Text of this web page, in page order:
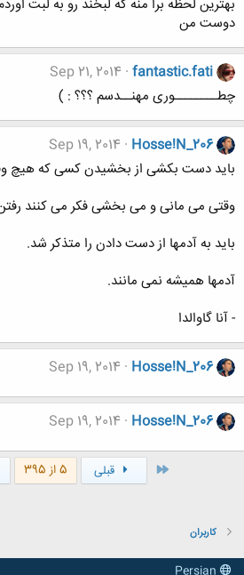
بهترین لحظه برا منه که لبخند رو به لبت
دوست من
fantastic.fati
Sep 21, 2014
چطــــــــوری مهنــدسم ؟؟؟ : )
Hosse!N_206
Sep 19, 2014
باید دست بکشی از بخشیدن کسی که هیچ
وقتی می مانی و می بخشی فکر می کنند
باید به آدمها از دست دادن را متذکر شد.
آدمها همیشه نمی مانند.
- آنا گاوالدا
Hosse!N_206
Sep 19, 2014
Hosse!N_206
Sep 19, 2014
اول قبلی 5 از 395
کاربران